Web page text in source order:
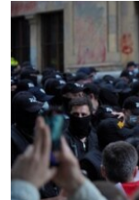
ᲛᲝᲚᲐᲞᲐᲠᲐᲙᲔ
ᲨᲘᲜ - ᲣᲪᲮᲝᲔᲗᲨᲘ
ᲚᲘᲢᲔᲠᲐᲢᲣᲠᲣᲚᲘ
ᲐᲛᲔᲠᲘᲙᲣᲚᲘ
ᲘᲛᲞᲔᲠᲘᲐ ᲓᲐ
ᲩᲔᲛᲘ ᲡᲘᲙᲕᲓᲘᲚᲘᲡ
11 ᲬᲔᲚᲘ - 11
ᲡᲐᲞᲐᲠᲚᲐᲛᲔᲜᲢᲝ
ᲑᲐᲕᲨᲕᲔᲑᲘ
5 ᲐᲛᲑᲐᲕᲘ - 20
ᲐᲒᲕᲘᲡᲢᲝᲡ ᲝᲛᲘ
ᲒᲐᲛᲝᲘᲬᲔᲠᲔ
რთე/რთ-ის